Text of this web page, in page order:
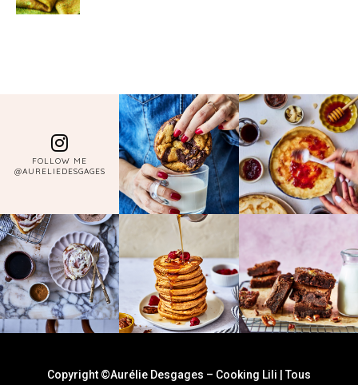
FOLLOW ME
@AURELIEDESGAGES
Copyright ©Aurélie Desgages – Cooking Lili | Tous